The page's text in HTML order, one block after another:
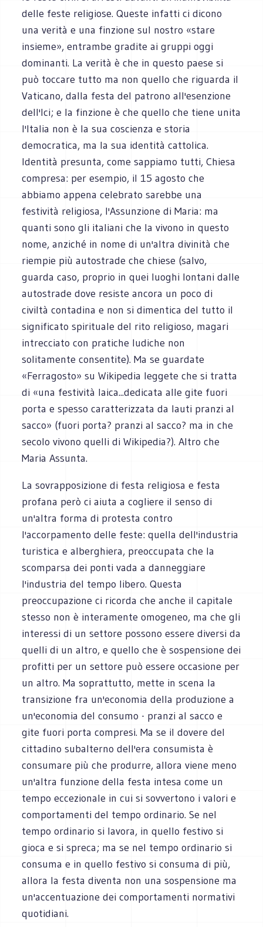
delle feste religiose. Queste infatti ci dicono
una verità e una finzione sul nostro «stare
insieme», entrambe gradite ai gruppi oggi
dominanti. La verità è che in questo paese si
può toccare tutto ma non quello che riguarda il
Vaticano, dalla festa del patrono all'esenzione
dell'Ici; e la finzione è che quello che tiene unita
l'Italia non è la sua coscienza e storia
democratica, ma la sua identità cattolica.
Identità presunta, come sappiamo tutti, Chiesa
compresa: per esempio, il 15 agosto che
abbiamo appena celebrato sarebbe una
festività religiosa, l'Assunzione di Maria: ma
quanti sono gli italiani che la vivono in questo
nome, anziché in nome di un'altra divinità che
riempie più autostrade che chiese (salvo,
guarda caso, proprio in quei luoghi lontani dalle
autostrade dove resiste ancora un poco di
civiltà contadina e non si dimentica del tutto il
significato spirituale del rito religioso, magari
intrecciato con pratiche ludiche non
solitamente consentite). Ma se guardate
«Ferragosto» su Wikipedia leggete che si tratta
di «una festività laica...dedicata alle gite fuori
porta e spesso caratterizzata da lauti pranzi al
sacco» (fuori porta? pranzi al sacco? ma in che
secolo vivono quelli di Wikipedia?). Altro che
Maria Assunta.
La sovrapposizione di festa religiosa e festa
profana però ci aiuta a cogliere il senso di
un'altra forma di protesta contro
l'accorpamento delle feste: quella dell'industria
turistica e alberghiera, preoccupata che la
scomparsa dei ponti vada a danneggiare
l'industria del tempo libero. Questa
preoccupazione ci ricorda che anche il capitale
stesso non è interamente omogeneo, ma che gli
interessi di un settore possono essere diversi da
quelli di un altro, e quello che è sospensione dei
profitti per un settore può essere occasione per
un altro. Ma soprattutto, mette in scena la
transizione fra un'economia della produzione a
un'economia del consumo - pranzi al sacco e
gite fuori porta compresi. Ma se il dovere del
cittadino subalterno dell'era consumista è
consumare più che produrre, allora viene meno
un'altra funzione della festa intesa come un
tempo eccezionale in cui si sovvertono i valori e
comportamenti del tempo ordinario. Se nel
tempo ordinario si lavora, in quello festivo si
gioca e si spreca; ma se nel tempo ordinario si
consuma e in quello festivo si consuma di più,
allora la festa diventa non una sospensione ma
un'accentuazione dei comportamenti normativi
quotidiani.